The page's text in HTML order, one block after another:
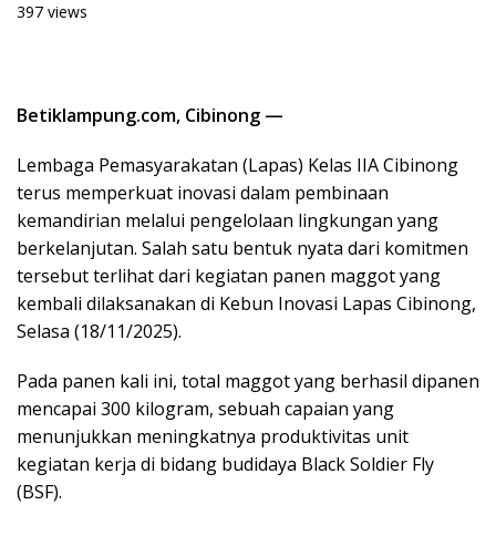
397 views
Betiklampung.com, Cibinong —
Lembaga Pemasyarakatan (Lapas) Kelas IIA Cibinong
terus memperkuat inovasi dalam pembinaan
kemandirian melalui pengelolaan lingkungan yang
berkelanjutan. Salah satu bentuk nyata dari komitmen
tersebut terlihat dari kegiatan panen maggot yang
kembali dilaksanakan di Kebun Inovasi Lapas Cibinong,
Selasa (18/11/2025).
Pada panen kali ini, total maggot yang berhasil dipanen
mencapai 300 kilogram, sebuah capaian yang
menunjukkan meningkatnya produktivitas unit
kegiatan kerja di bidang budidaya Black Soldier Fly
(BSF).